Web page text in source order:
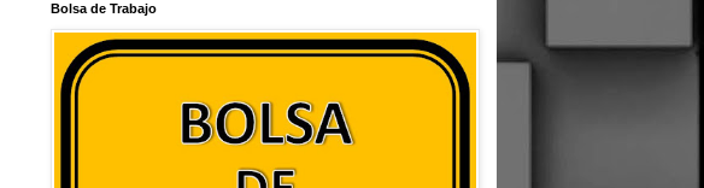
Bolsa de Trabajo